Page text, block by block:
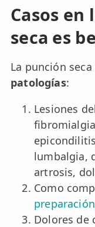
Casos en
seca es
La punción
patologías:
Lesiones
lumbalgia,
artrosis,
Como
Dolores de